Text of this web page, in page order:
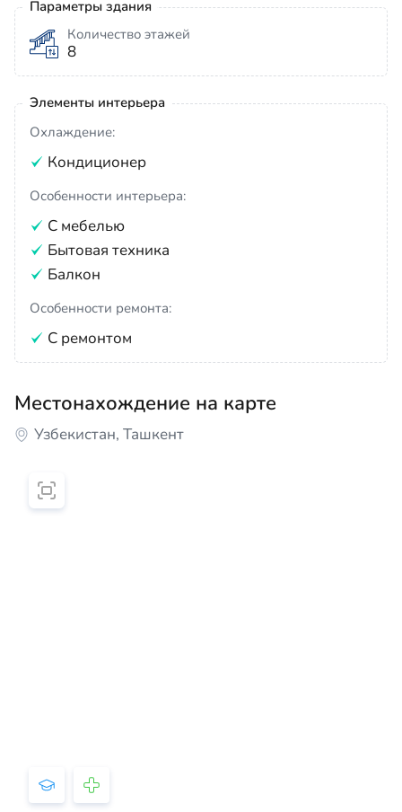
Параметры здания
Количество этажей
8
Элементы интерьера
Охлаждение:
Кондиционер
Особенности интерьера:
С мебелью
Бытовая техника
Балкон
Особенности ремонта:
С ремонтом
Местонахождение на карте
Узбекистан, Ташкент